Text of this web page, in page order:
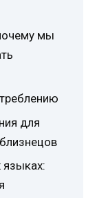
мы
для
языках: